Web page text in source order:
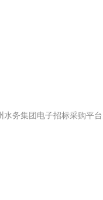
务集团电子招标采购平